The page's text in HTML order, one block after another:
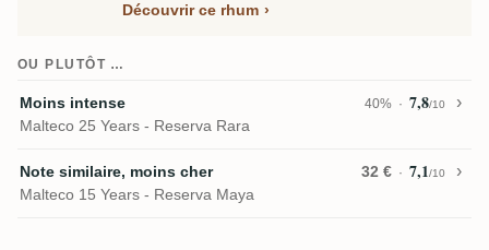
Découvrir ce rhum
OU PLUTÔT …
Moins intense 40% 7,8/10
Malteco 25 Years - Reserva Rara
Note similaire, moins cher 32 € 7,1/10
Malteco 15 Years - Reserva Maya